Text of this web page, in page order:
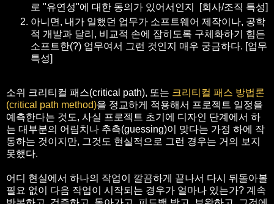
로 "유연성"에 대한 동의가 있어서인지 [회사/조직 특성]
아니면, 내가 일했던 업무가 소프트웨어 제작이나, 공학
적 개발과 달리, 비교적 손에 잡히도록 구체화하기 힘든
소프트한(?) 업무여서 그런 것인지 매우 궁금하다. [업무
특성]
소위 크리티컬 패스(critical path), 또는 크리티컬 패스 방법론
(critical path method)을 정교하게 적용해서 프로젝트 일정을
예측한다는 것도, 사실 프로젝트 초기에 디자인 단계에서 하
는 대부분의 어림치나 추측(guessing)이 맞다는 가정 하에 작
동하는 것이지만, 그것도 현실적으로 그런 경우는 거의 보지
못했다.
어디 현실에서 하나의 작업이 깔끔하게 끝나서 다시 뒤돌아볼
필요 없이 다음 작업이 시작되는 경우가 얼마나 있는가? 계속